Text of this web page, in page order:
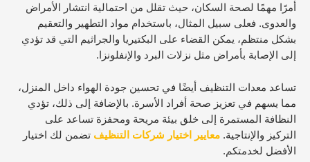
أمرًا مهمًا لصحة السكان، حيث تقلل من احتمالية انتشار الأمراض
والعدوى. فعلى سبيل المثال، باستخدام مواد التطهير والتعقيم
بشكل منتظم، يمكن القضاء على البكتيريا والجراثيم التي قد تؤدي
إلى الإصابة بأمراض مثل نزلات البرد والإنفلونزا.
تساعد معدات التنظيف أيضًا في تحسين جودة الهواء داخل المنزل،
مما يسهم في تعزيز صحة أفراد الأسرة. بالإضافة إلى ذلك، تؤدي
النظافة المستمرة إلى خلق بيئة مريحة ومحفزة تساعد على
التركيز والإنتاجية. معايير اختيار شركات التنظيف تضمن لك اختيار
الأفضل لخدمتكم.